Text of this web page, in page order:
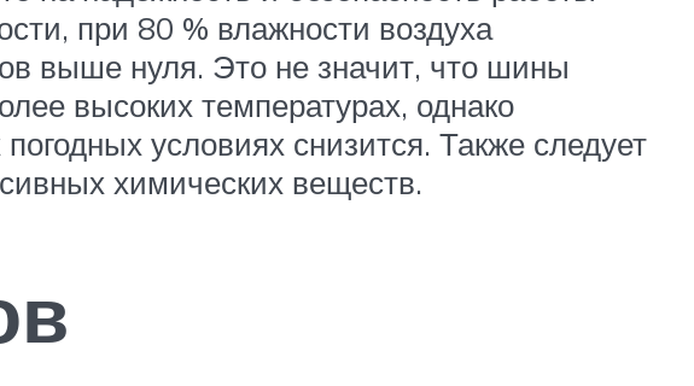
при 80 % влажности воздуха
выше нуля. Это не значит, что шины
высоких температурах, однако
условиях снизится. Также следует
химических веществ.